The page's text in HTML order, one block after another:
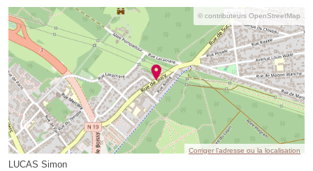
© contributeurs OpenStreetMap
Corriger l’adresse ou la localisation
LUCAS Simon